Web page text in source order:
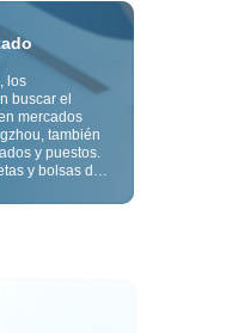
los
buscar el
mercados
también
y puestos.
y bolsas de
compra sea